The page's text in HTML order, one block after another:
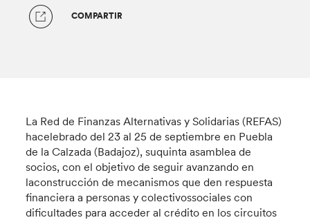
COMPARTIR
La Red de Finanzas Alternativas y Solidarias (REFAS)
hacelebrado del 23 al 25 de septiembre en Puebla
de la Calzada (Badajoz), suquinta asamblea de
socios, con el objetivo de seguir avanzando en
laconstrucción de mecanismos que den respuesta
financiera a personas y colectivossociales con
dificultades para acceder al crédito en los circuitos